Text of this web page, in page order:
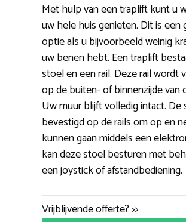
Met hulp van een traplift kunt u
uw hele huis genieten. Dit is een
optie als u bijvoorbeeld weinig
uw benen hebt. Een traplift
stoel en een rail. Deze rail wordt
op de buiten- of binnenzijde van
Uw muur blijft volledig intact.
bevestigd op de rails om op en
kunnen gaan middels een
kan deze stoel besturen met
een joystick of afstandbediening.
Vrijblijvende offerte? >>